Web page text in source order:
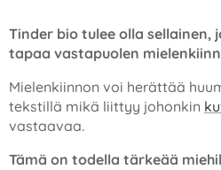
Tinder bio tulee olla sellainen,
tapaa vastapuolen
Mielenkiinnon voi herättää
tekstillä mikä liittyy johonkin
vastaavaa.
Tämä on todella tärkeää